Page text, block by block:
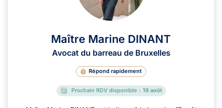
Maître Marine DINANT
Avocat du barreau de Bruxelles
Répond rapidement
Prochain RDV disponible : 19 août